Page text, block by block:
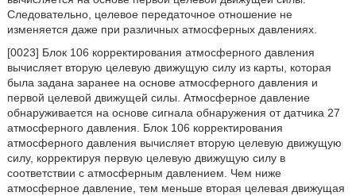
Следовательно, целевое передаточное отношение не
изменяется даже при различных атмосферных давлениях.
[0023] Блок 106 корректирования атмосферного давления
вычисляет вторую целевую движущую силу из карты, которая
была задана заранее на основе атмосферного давления и
первой целевой движущей силы. Атмосферное давление
обнаруживается на основе сигнала обнаружения от датчика 27
атмосферного давления. Блок 106 корректирования
атмосферного давления вычисляет вторую целевую движущую
силу, корректируя первую целевую движущую силу в
соответствии с атмосферным давлением. Чем ниже
атмосферное давление, тем меньше вторая целевая движущая